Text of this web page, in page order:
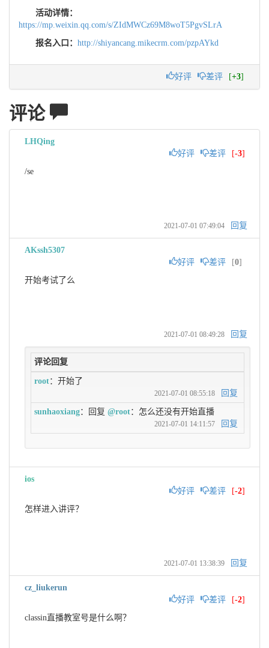
活动详情：
https://mp.weixin.qq.com/s/ZIdMWCz69M8woT5PgvSLrA
报名入口： http://shiyancang.mikecrm.com/pzpAYkd
好评 差评 [+3]
评论
LHQing
好评
差评 [-3]
/se
2021-07-01 07:49:04 回复
AKssh5307
好评
差评 [0]
开始考试了么
2021-07-01 08:49:28 回复
评论回复
root：开始了
2021-07-01 08:55:18 回复
sunhaoxiang：回复 @root：怎么还没有开始直播
2021-07-01 14:11:57 回复
ios
好评
差评 [-2]
怎样进入讲评？
2021-07-01 13:38:39 回复
cz_liukerun
好评
差评 [-2]
classin直播教室号是什么啊？